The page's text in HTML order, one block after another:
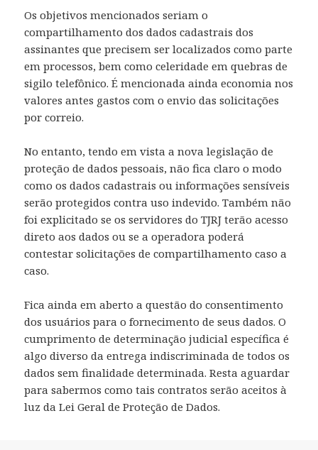
Os objetivos mencionados seriam o
compartilhamento dos dados cadastrais dos
assinantes que precisem ser localizados como parte
em processos, bem como celeridade em quebras de
sigilo telefônico. É mencionada ainda economia nos
valores antes gastos com o envio das solicitações
por correio.
No entanto, tendo em vista a nova legislação de
proteção de dados pessoais, não fica claro o modo
como os dados cadastrais ou informações sensíveis
serão protegidos contra uso indevido. Também não
foi explicitado se os servidores do TJRJ terão acesso
direto aos dados ou se a operadora poderá
contestar solicitações de compartilhamento caso a
caso.
Fica ainda em aberto a questão do consentimento
dos usuários para o fornecimento de seus dados. O
cumprimento de determinação judicial específica é
algo diverso da entrega indiscriminada de todos os
dados sem finalidade determinada. Resta aguardar
para sabermos como tais contratos serão aceitos à
luz da Lei Geral de Proteção de Dados.